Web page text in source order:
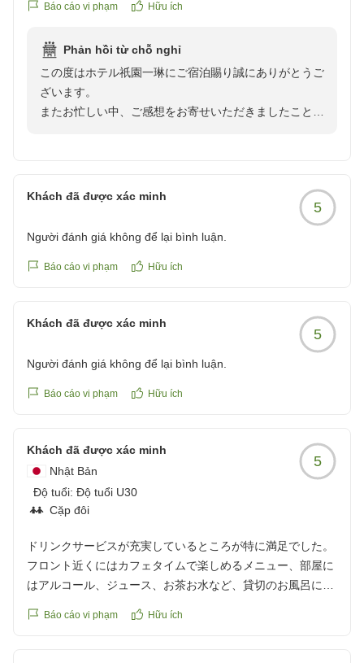
頂戴したお言葉を励みに、今後も心地よい空間とサービ
また京都へお越しの際にお迎えできますことを、心より
お待ちしております。
https://review.travel.rakuten.co.jp/hotel/voice/168331?
Báo cáo vi phạm Hữu ích
Phản hồi từ chỗ nghỉ
この度はホテル祇園一琳にご宿泊賜り誠にありがとうご
ざいます。
またお忙しい中、ご感想をお寄せいただきましたこと、
てお褒めのお言葉を頂戴し、スタッフ一同大変嬉しく拝
「また行きたい」とのお言葉は、私どもにとって何より
今後もより快適にお過ごしいただける空間づくりに努め
げております。
ホテル祇園一琳
Khách đã được xác minh
5
Người đánh giá không để lại bình luận.
Báo cáo vi phạm Hữu ích
Khách đã được xác minh
5
Người đánh giá không để lại bình luận.
Báo cáo vi phạm Hữu ích
Khách đã được xác minh
Nhật Bản
Độ tuổi: Độ tuổi U30
Cặp đôi
5
ドリンクサービスが充実しているところが特に満足でした。
フロント近くにはカフェタイムで楽しめるメニュー、部屋に
はアルコール、ジュース、お茶お水など、貸切のお風呂にも
部屋では大画面のテレビで映画を見ながら、お部屋について
Báo cáo vi phạm Hữu ích